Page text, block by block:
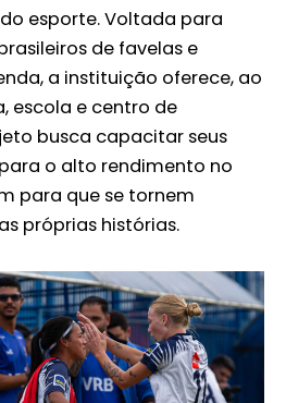
esporte. Voltada para
de favelas e
a instituição oferece, ao
escola e centro de
busca capacitar seus
o alto rendimento no
para que se tornem
próprias histórias.